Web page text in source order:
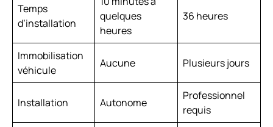
Temps
d’installation
quelques
heures
36 heures
Immobilisation
véhicule
Aucune Plusieurs jours
Installation Autonome
Professionnel
requis